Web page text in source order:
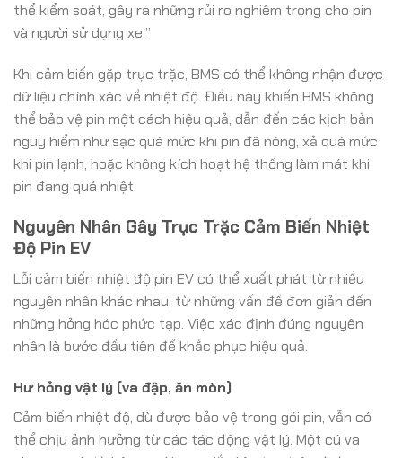
thể kiểm soát, gây ra những rủi ro nghiêm trọng cho pin
và người sử dụng xe.”
Khi cảm biến gặp trục trặc, BMS có thể không nhận được
dữ liệu chính xác về nhiệt độ. Điều này khiến BMS không
thể bảo vệ pin một cách hiệu quả, dẫn đến các kịch bản
nguy hiểm như sạc quá mức khi pin đã nóng, xả quá mức
khi pin lạnh, hoặc không kích hoạt hệ thống làm mát khi
pin đang quá nhiệt.
Nguyên Nhân Gây Trục Trặc Cảm Biến Nhiệt
Độ Pin EV
Lỗi cảm biến nhiệt độ pin EV có thể xuất phát từ nhiều
nguyên nhân khác nhau, từ những vấn đề đơn giản đến
những hỏng hóc phức tạp. Việc xác định đúng nguyên
nhân là bước đầu tiên để khắc phục hiệu quả.
Hư hỏng vật lý (va đập, ăn mòn)
Cảm biến nhiệt độ, dù được bảo vệ trong gói pin, vẫn có
thể chịu ảnh hưởng từ các tác động vật lý. Một cú va